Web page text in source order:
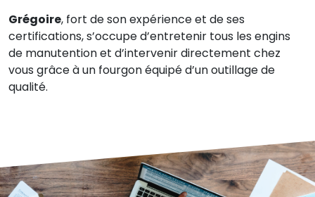
Grégoire, fort de son expérience et de ses
certifications, s’occupe d’entretenir tous les engins
de manutention et d’intervenir directement chez
vous grâce à un fourgon équipé d’un outillage de
qualité.